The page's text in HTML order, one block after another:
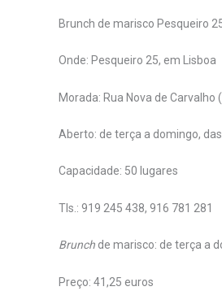
Brunch de marisco Pesqueiro
Onde: Pesqueiro 25, em Lisboa
Morada: Rua Nova de Carvalho
Aberto: de terça a domingo,
Capacidade: 50 lugares
Tls.: 919 245 438, 916 781 281
Brunch de marisco: de terça a
Preço: 41,25 euros